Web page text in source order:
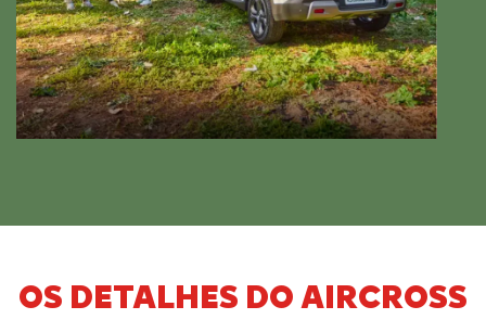
OS DETALHES DO AIRCROSS